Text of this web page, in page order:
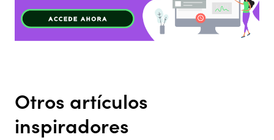
Otros artículos
inspiradores